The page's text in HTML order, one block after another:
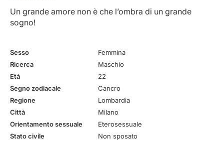
Un grande amore non è che l’ombra di un grande
sogno!
Sesso
Femmina
Ricerca
Maschio
Età
22
Segno zodiacale
Cancro
Regione
Lombardia
Città
Milano
Orientamento sessuale
Eterosessuale
Stato civile
Non sposato